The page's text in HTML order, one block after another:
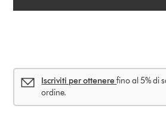
Iscriviti per ottenerefino al 5% di
ordine.